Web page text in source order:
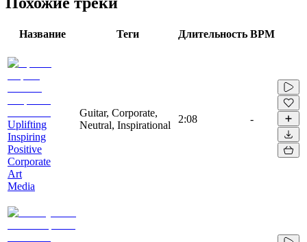
Название Теги Длительность BPM
Uplifting
Inspiring
Positive
Corporate
Art
Media
Guitar, Corporate,
Neutral, Inspirational
2:08 -